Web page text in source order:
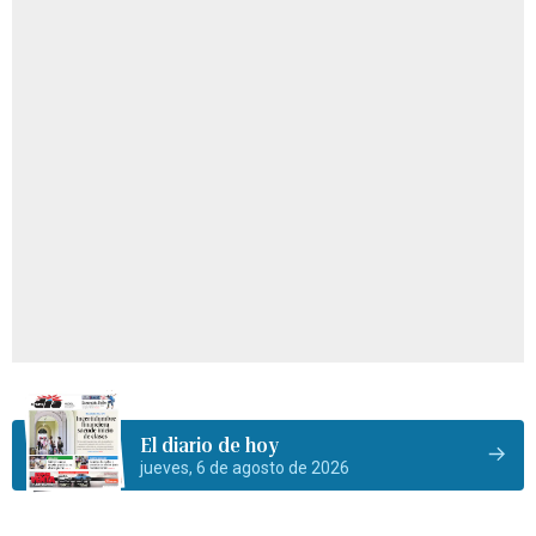
El diario de hoy
jueves, 6 de agosto de 2026